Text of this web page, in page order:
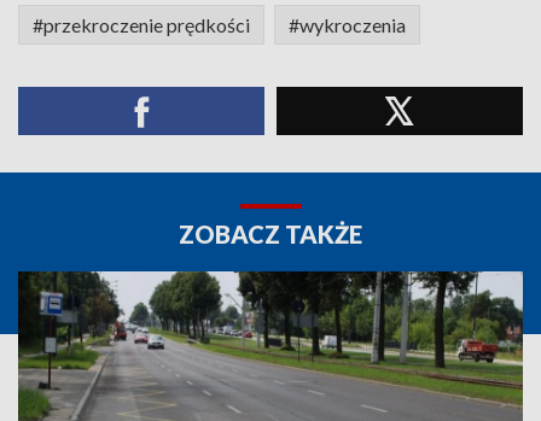
#przekroczenie prędkości #wykroczenia
ZOBACZ TAKŻE